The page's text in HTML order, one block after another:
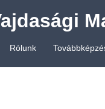
Rólunk